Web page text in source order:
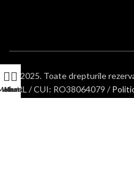
2025. Toate drepturile
SRL / CUI: RO38064079 /
Home
WhatsApp
Messenger